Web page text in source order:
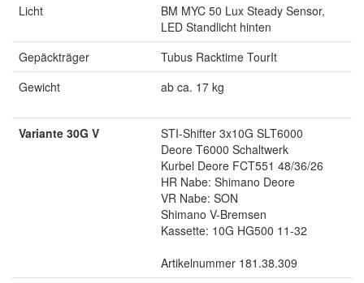
Licht
BM MYC 50 Lux Steady Sensor,
LED Standlicht hinten
Gepäckträger
Tubus Racktime TourIt
Gewicht
ab ca. 17 kg
Variante 30G V
STI-Shifter 3x10G SLT6000
Deore T6000 Schaltwerk
Kurbel Deore FCT551 48/36/26
HR Nabe: Shimano Deore
VR Nabe: SON
Shimano V-Bremsen
Kassette: 10G HG500 11-32
Artikelnummer 181.38.309